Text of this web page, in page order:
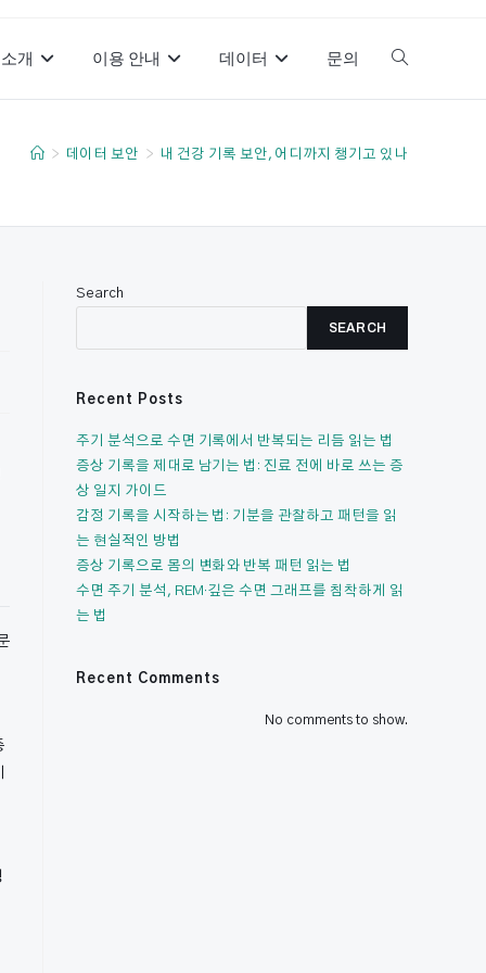
소개 이용 안내 데이터 문의 Toggle
> 데이터 보안 > 내 건강 기록 보안, 어디까지 챙기고 있나
Search
SEARCH
Recent Posts
주기 분석으로 수면 기록에서 반복되는 리듬 읽는 법
증상 기록을 제대로 남기는 법: 진료 전에 바로 쓰는 증
상 일지 가이드
감정 기록을 시작하는 법: 기분을 관찰하고 패턴을 읽
는 현실적인 방법
증상 기록으로 몸의 변화와 반복 패턴 읽는 법
수면 주기 분석, REM·깊은 수면 그래프를 침착하게 읽
는 법
Recent Comments
No comments to show.